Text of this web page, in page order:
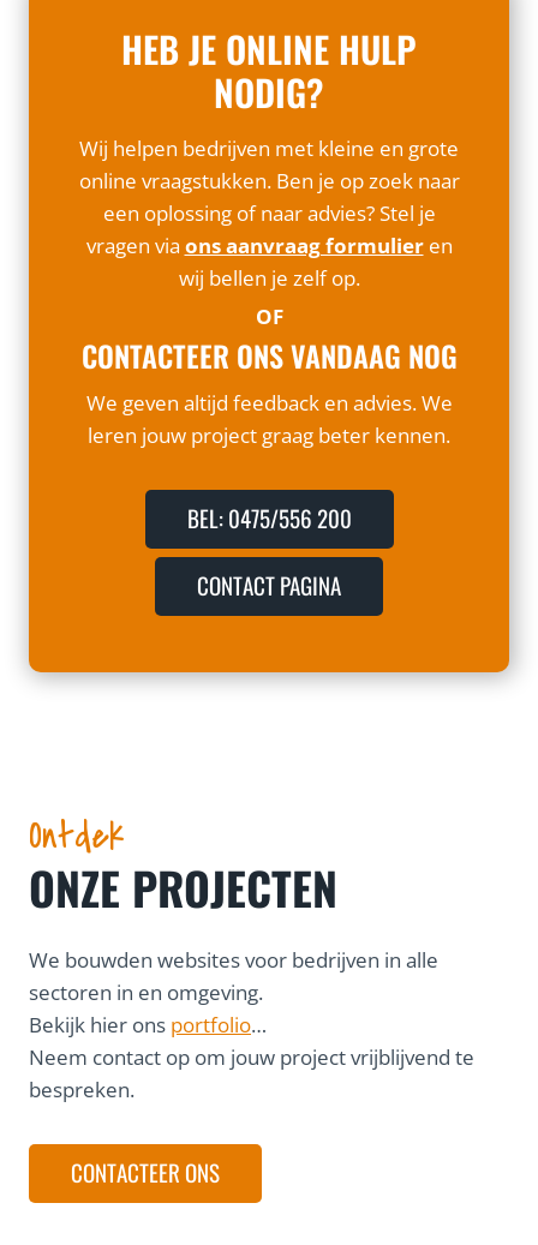
HEB JE ONLINE HULP
NODIG?
Wij helpen bedrijven met kleine en grote
online vraagstukken. Ben je op zoek naar
een oplossing of naar advies? Stel je
vragen via ons aanvraag formulieren
wij bellen je zelf op.
OF
CONTACTEER ONS VANDAAG NOG
We geven altijd feedback en advies. We
leren jouw project graag beter kennen.
BEL: 0475/556 200
CONTACT PAGINA
Ontdek
ONZE PROJECTEN
We bouwden websites voor bedrijven in alle
sectoren in en omgeving.
Bekijk hier ons portfolio…
Neem contact op om jouw project vrijblijvend te
bespreken.
CONTACTEER ONS